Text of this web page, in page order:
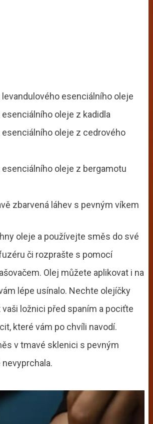
levandulového esenciálního oleje
esenciálního oleje z kadidla
esenciálního oleje z cedrového
esenciálního oleje z bergamotu
zbarvená láhev s pevným víkem
oleje a používejte směs do své
či rozprašte s pomocí
Olej můžete aplikovat i na
lépe usínalo. Nechte olejíčky
ložnici před spaním a pociťte
které vám po chvíli navodí.
v tmavé sklenici s pevným